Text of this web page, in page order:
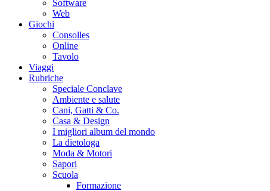
Software
Web
Giochi
Consolles
Online
Tavolo
Viaggi
Rubriche
Speciale Conclave
Ambiente e salute
Cani, Gatti & Co.
Casa & Design
I migliori album del mondo
La dietologa
Moda & Motori
Sapori
Scuola
Formazione